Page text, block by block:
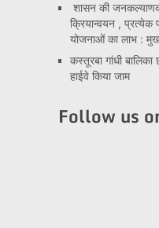
शासन की
क्रियान्वयन , प्रत्येक
योजनाओं का लाभ :
कस्तूरबा गांधी
हाईवे किया जाम
Follow us